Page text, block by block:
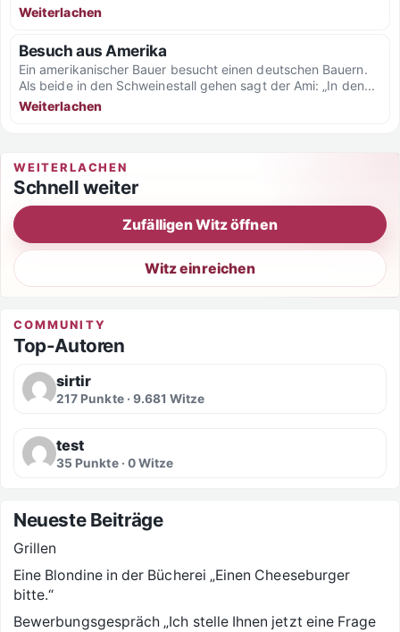
Weiterlachen
Besuch aus Amerika
Ein amerikanischer Bauer besucht einen deutschen Bauern.
Als beide in den Schweinestall gehen sagt der Ami: „In den...
Weiterlachen
WEITERLACHEN
Schnell weiter
Zufälligen Witz öffnen
Witz einreichen
COMMUNITY
Top-Autoren
sirtir
217 Punkte · 9.681 Witze
test
35 Punkte · 0 Witze
Neueste Beiträge
Grillen
Eine Blondine in der Bücherei „Einen Cheeseburger
bitte.“
Bewerbungsgespräch „Ich stelle Ihnen jetzt eine Frage